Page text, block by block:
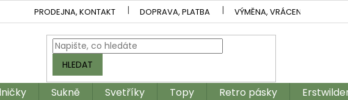
PRODEJNA, KONTAKT DOPRAVA, PLATBA VÝMĚNA, VRÁCENÍ
HLEDAT
Sukně Svetříky Topy Retro pásky